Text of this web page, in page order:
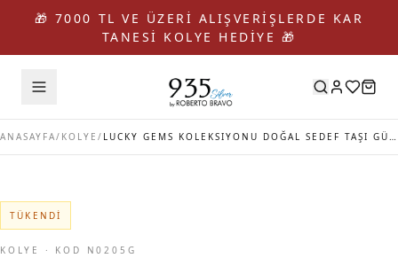
🎁 7000 TL VE ÜZERİ ALIŞVERİŞLERDE KAR
TANESİ KOLYE HEDİYE 🎁
ANASAYFA/ KOLYE / LUCKY GEMS KOLEKSIYONU DOĞAL SEDEF TAŞI GÜMÜŞ GERDANLIK
TÜKENDI
KOLYE · KOD N0205G